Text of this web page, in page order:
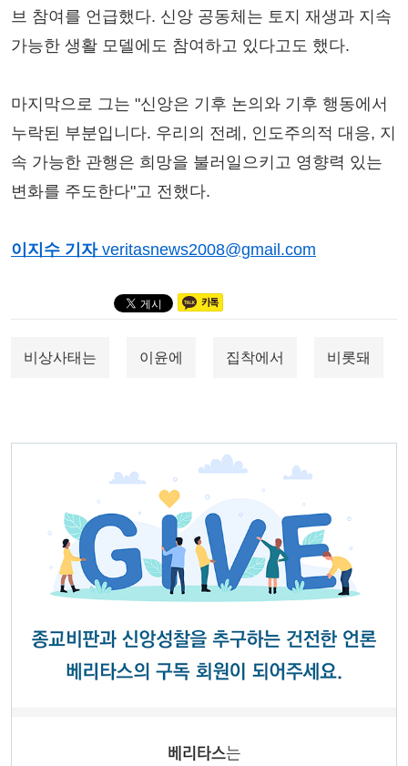
브 참여를 언급했다. 신앙 공동체는 토지 재생과 지속
가능한 생활 모델에도 참여하고 있다고도 했다.
마지막으로 그는 "신앙은 기후 논의와 기후 행동에서
누락된 부분입니다. 우리의 전례, 인도주의적 대응, 지
속 가능한 관행은 희망을 불러일으키고 영향력 있는
변화를 주도한다"고 전했다.
이지수 기자 veritasnews2008@gmail.com
비상사태는 이윤에 집착에서 비롯돼